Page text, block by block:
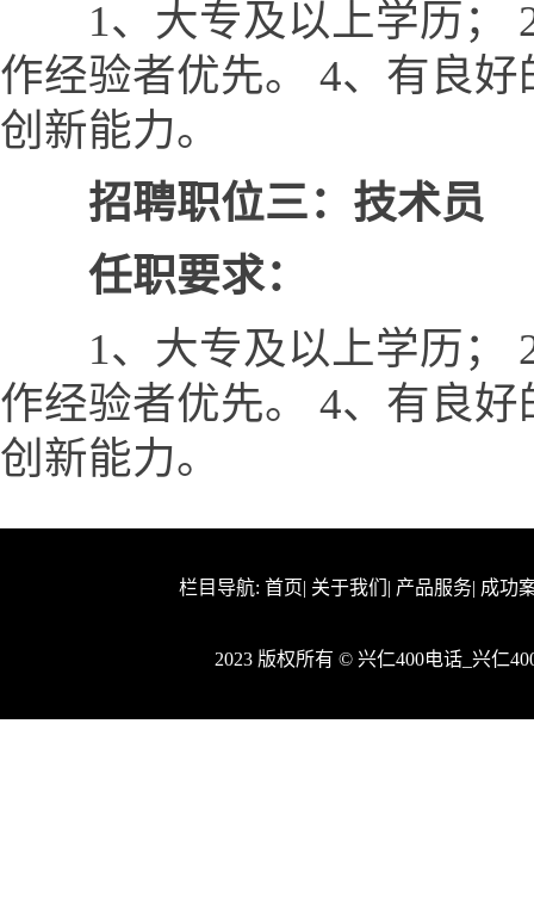
1、大专及以上学历； 2
作经验者优先。 4、有良
创新能力。
招聘职位三：技术员
任职要求：
1、大专及以上学历； 2
作经验者优先。 4、有良
创新能力。
栏目导航: 首页| 关于我们 | 产品服务| 成功
2023 版权所有 © 兴仁400电话_兴仁